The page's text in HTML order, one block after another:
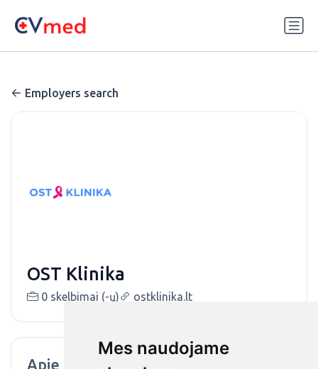
Mes naudojame
Employers search
OST Klinika
0 skelbimai (-ų) ostklinika.lt
Apie mus